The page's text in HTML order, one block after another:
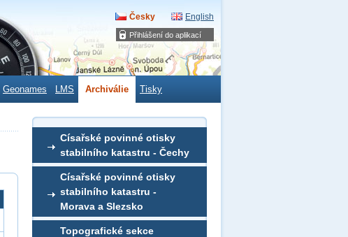
Přihlášení do aplikací
Česky English
Geonames LMS Archiválie Tisky
Císařské povinné otisky
stabilního katastru - Čechy
Císařské povinné otisky
stabilního katastru -
Morava a Slezsko
Topografické sekce